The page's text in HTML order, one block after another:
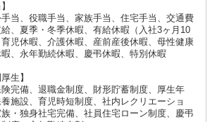
当、役職手当、家族手当、住宅手当、交通費
、夏季・冬季休暇、有給休暇（入社3ヶ月10
育児休暇、介護休暇、産前産後休暇、母性健康
、永年勤続休暇、慶弔休暇、特別休暇
生】
完備、退職金制度、財形貯蓄制度、厚生年
施設、育児時短制度、社内レクリエーショ
・独身社宅完備、社員住宅ローン制度、慶弔